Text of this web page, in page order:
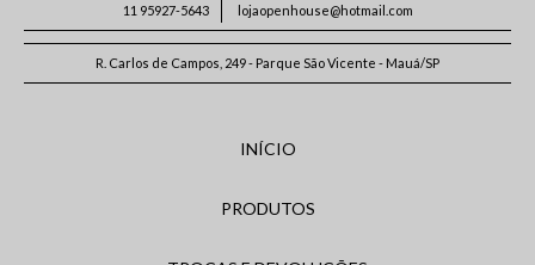
11 95927-5643 lojaopenhouse@hotmail.com
R. Carlos de Campos, 249 - Parque São Vicente - Mauá/SP
INÍCIO
PRODUTOS